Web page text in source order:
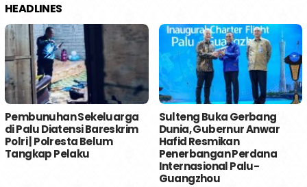
HEADLINES
Pembunuhan Sekeluarga
di Palu Diatensi Bareskrim
Polri | Polresta Belum
Tangkap Pelaku
Sulteng Buka Gerbang
Dunia, Gubernur Anwar
Hafid Resmikan
Penerbangan Perdana
Internasional Palu-
Guangzhou